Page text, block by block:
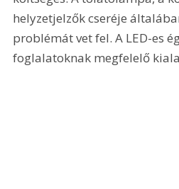
helyzetjelzők cseréje
problémát vet fel. A LED-es
foglalatoknak megfelelő